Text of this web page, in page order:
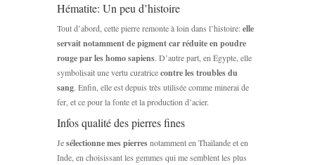
Hématite: Un peu d’histoire
Tout d’abord, cette pierre remonte à loin dans l’histoire:elle
servait notamment de pigment car réduite en poudre
rouge par les homo sapiens. D’autre part, en Égypte, elle
symbolisait une vertu curatricecontre les troubles du
sang. Enfin, elle est depuis très utilisée comme minerai de
fer, et ce pour la fonte et la production d’acier.
Infos qualité des pierres fines
Jesélectionne mes pierresnotamment en Thaïlande et en
Inde, en choisissant les gemmes qui me semblent les plus